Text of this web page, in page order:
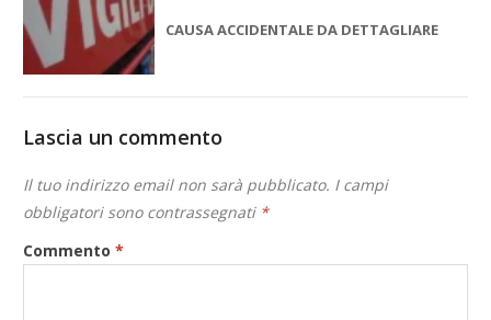
CAUSA ACCIDENTALE DA DETTAGLIARE
Lascia un commento
Il tuo indirizzo email non sarà pubblicato. I campi
obbligatori sono contrassegnati *
Commento*